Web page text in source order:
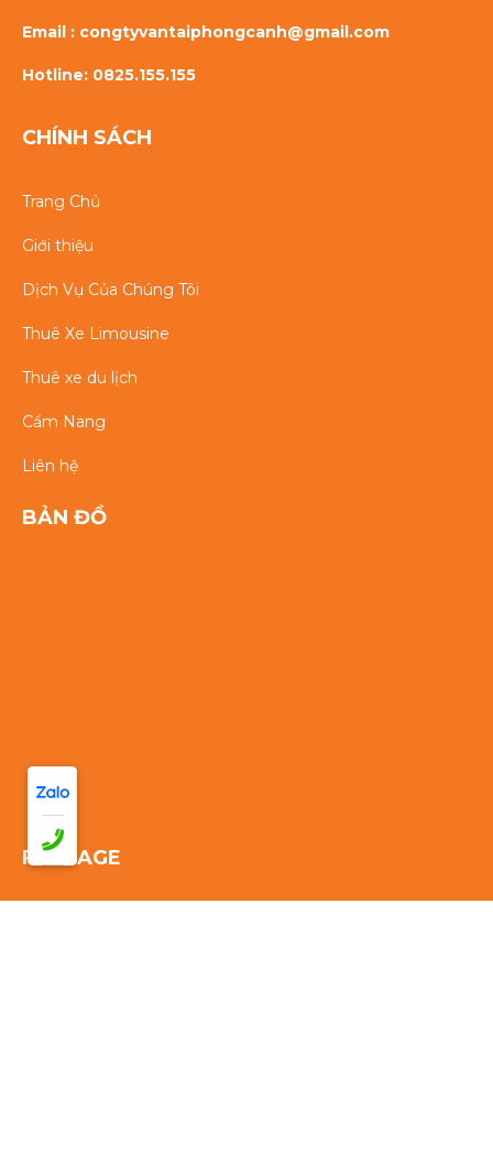
Email : congtyvantaiphongcanh@gmail.com
Hotline: 0825.155.155
CHÍNH SÁCH
Trang Chủ
Giới thiệu
Dịch Vụ Của Chúng Tôi
Thuê Xe Limousine
Thuê xe du lịch
Cẩm Nang
Liên hệ
BẢN ĐỒ
FANPAGE